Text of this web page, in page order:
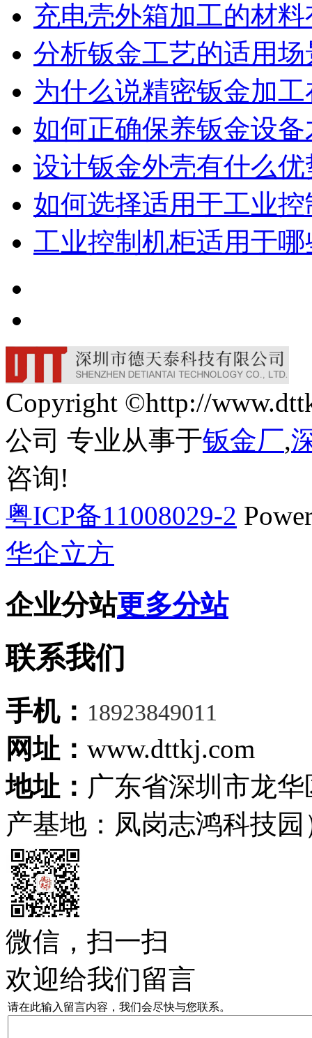
充电壳外箱加工的材
分析钣金工艺的适用场
为什么说精密钣金加
如何正确保养钣金设
设计钣金外壳有什么优
如何选择适用于工业
工业控制机柜适用于
Copyright ©http://
公司 专业从事于钣金厂,
咨询!
粤ICP备11008029-2
华企立方
企业分站更多分站
联系我们
手机： 18923849011
网址： www.dttkj.com
地址： 广东省深圳市龙
产基地：凤岗志鸿科技园
微信，扫一扫
欢迎给我们留言
请在此输入留言内容，我们会尽快与您联系。